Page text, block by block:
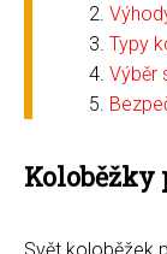
Typy
Výběr
Koloběžky
Svět koloběžek